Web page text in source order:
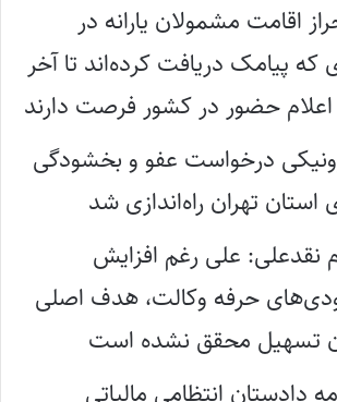
اقامت مشمولان یارانه در
که پیامک دریافت کرده‌اند تا آخر
اعلام حضور در کشور فرصت دارند
درخواست عفو و بخشودگی
تهران راه‌اندازی شد
علی رغم افزایش
حرفه وکالت، هدف اصلی
تسهیل محقق نشده است
دادستان انتظامی مالیاتی